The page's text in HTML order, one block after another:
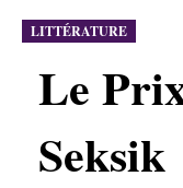
LITTÉRATURE
Le
Seksik